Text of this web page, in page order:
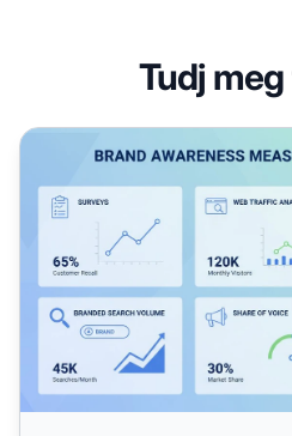
Tudj
Hogyan mérhető a